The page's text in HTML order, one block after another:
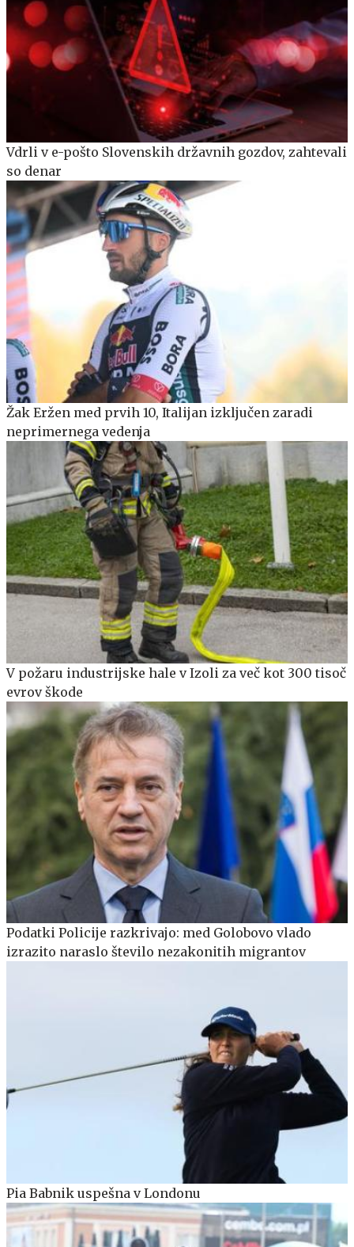
Vdrli v e-pošto Slovenskih državnih gozdov, zahtevali
so denar
Žak Eržen med prvih 10, Italijan izključen zaradi
neprimernega vedenja
V požaru industrijske hale v Izoli za več kot 300 tisoč
evrov škode
Podatki Policije razkrivajo: med Golobovo vlado
izrazito naraslo število nezakonitih migrantov
Pia Babnik uspešna v Londonu